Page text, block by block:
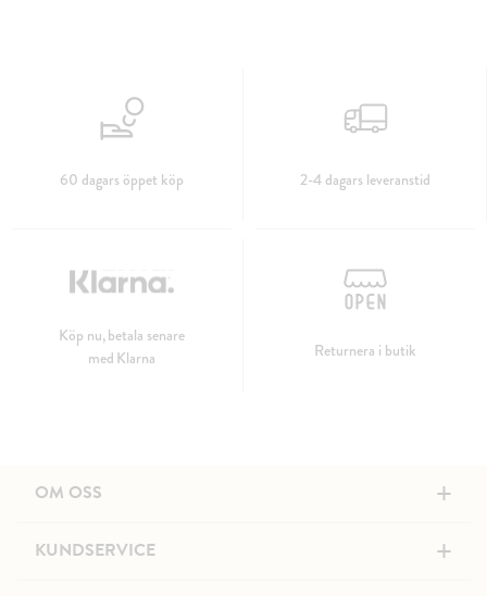
60 dagars öppet köp 2-4 dagars leveranstid
Köp nu, betala senare
med Klarna
Returnera i butik
OM OSS +
KUNDSERVICE +